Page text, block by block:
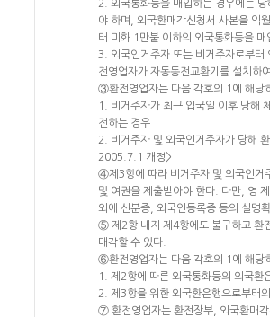
2. 외국통화등을 매입하는 경우에는
야 하며, 외국환매각신청서 사본을 익
터 미화 1만불 이하의 외국통화등을
3. 외국인거주자 또는 비거주자로부터
전영업자가 자동동전교환기를 설치
③환전영업자는 다음 각호의 1에 해
1. 비거주자가 최근 입국일 이후 당해
전하는 경우
2. 비거주자 및 외국인거주자가 당해
2005.7.1 개정>
④제3항에 따라 비거주자 및 외국인거
및 여권을 제출받아야 한다. 다만, 영
외에 신분증, 외국인등록증 등의 실명
⑤ 제2항 내지 제4항에도 불구하고 환
매각할 수 있다.
⑥환전영업자는 다음 각호의 1에 해당
1. 제2항에 따른 외국통화등의 외국환
2. 제3항을 위한 외국환은행으로부터
⑦ 환전영업자는 환전장부, 외국환매